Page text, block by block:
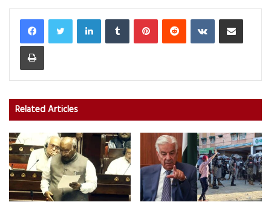
LinkedInTumblr PinterestReddit VKontakteShare via Email
Print
Related Articles